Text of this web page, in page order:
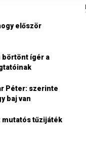
először
börtönt ígér a
Péter: szerinte
baj van
mutatós tűzijáték